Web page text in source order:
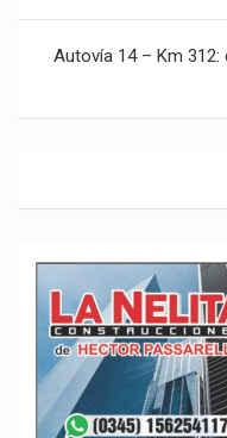
entradas
Autovía 14 – Km